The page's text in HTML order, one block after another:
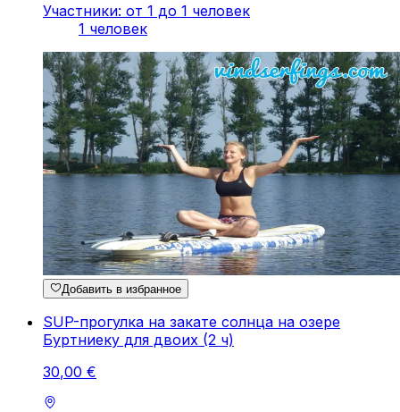
Участники: от 1 до 1 человек
1 человек
Добавить в избранное
SUP-прогулка на закате солнца на озере
Буртниеку для двоих (2 ч)
30,00 €